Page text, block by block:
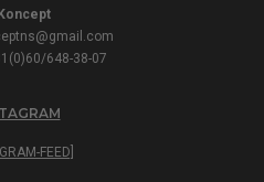
648-38-07
FEED]